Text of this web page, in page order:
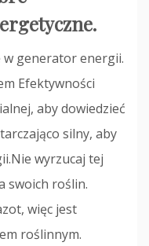
w generator energii.
Efektywności
aby dowiedzieć
silny, aby
wyrzucaj tej
swoich roślin.
więc jest
roślinnym.